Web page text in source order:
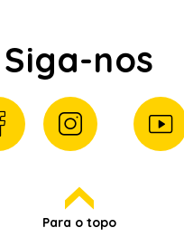
Siga-nos
Para o topo